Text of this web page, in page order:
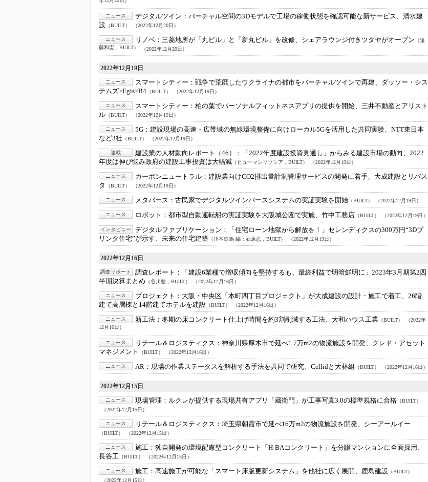
ニュース デジタルツイン： バーチャル空間の3Dモデルで工場の稼働状態を確認可能な新サービス、清水建
設 （BUILT） （2022年12月20日）
ニュース リノベ： 三菱地所が「丸ビル」と「新丸ビル」を改修、シェアラウンジ付きツタヤがオープン （遠
藤和宏，BUILT） （2022年12月20日）
2022年12月19日
ニュース スマートシティー： 戦争で荒廃したウクライナの都市をバーチャルツインで再建、ダッソー・シス
テムズ×Egis×B4 （BUILT） （2022年12月19日）
ニュース スマートシティー： 柏の葉でパーソナルフィットネスアプリの提供を開始、三井不動産とアリスト
ル （BUILT） （2022年12月19日）
ニュース 5G： 建設現場の高速・広帯域の無線環境整備に向けローカル5Gを活用した共同実験、NTT東日本
など3社 （BUILT） （2022年12月19日）
連載 建設業の人材動向レポート（46）：
「2022年度建設投資見通し」からみる建設市場の動向、2022
年度は伸び悩み政府の建設工事投資は大幅減 （ヒューマンリソシア，BUILT） （2022年12月19日）
ニュース カーボンニュートラル： 建設業向けCO2排出量計測管理サービスの開発に着手、大成建設とリバス
タ
（BUILT） （2022年12月19日）
ニュース メタバース： 古民家でデジタルツインバースシステムの実証実験を開始 （BUILT） （2022年12月19日）
ニュース ロボット： 都市型自動運転船の実証実験を大阪城公園で実施、竹中工務店 （BUILT） （2022年12月19日）
インタビュー デジタルファブリケーション：
「住宅ローン地獄から解放を！」セレンディクスの300万円“3Dプ
リンタ住宅”が示す、未来の住宅建築 （川本鉄馬 編：石原忍，BUILT） （2022年12月19日）
2022年12月16日
調査リポート 調査レポート：
「建設6業種で増収傾向を堅持するも、最終利益で明暗鮮明に」2023年3月期第2四
半期決算まとめ （谷川整，BUILT） （2022年12月16日）
ニュース プロジェクト： 大阪・中央区「本町四丁目プロジェクト」が大成建設の設計・施工で着工、26階
建て高層棟と14階建てホテルを建設 （BUILT） （2022年12月16日）
ニュース 新工法： 冬期の床コンクリート仕上げ時間を約3割削減する工法、大和ハウス工業 （BUILT） （2022年
12月16日）
ニュース リテール＆ロジスティクス： 神奈川県厚木市で延べ1.7万m2の物流施設を開発、クレド・アセット
マネジメント
（BUILT） （2022年12月16日）
ニュース AR： 現場の作業ステータスを解析する手法を共同で研究、Cellidと大林組 （BUILT） （2022年12月16日）
2022年12月15日
ニュース 現場管理： ルクレが提供する現場共有アプリ「蔵衛門」が工事写真3.0の標準規格に合格 （BUILT）
（2022年12月15日）
ニュース リテール＆ロジスティクス： 埼玉県朝霞市で延べ16万m2の物流施設を開発、シーアールイー
（BUILT） （2022年12月15日）
ニュース 施工： 独自開発の環境配慮型コンクリート「H-BAコンクリート」を分譲マンションに全面採用、
長谷工 （BUILT） （2022年12月15日）
ニュース 施工： 高速施工が可能な「スマート床版更新システム」を他社に広く展開、鹿島建設 （BUILT）
（2022年12月15日）